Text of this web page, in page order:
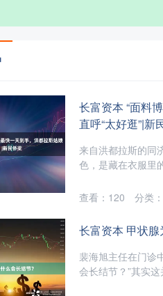
长富资本 “面料
直呼“太好逛”|新
来自洪都拉斯的同
色，是藏在衣服里
查看： 120 分类：
长富资本 甲状腺
裴海旭主任在门诊
会长结节？”其实